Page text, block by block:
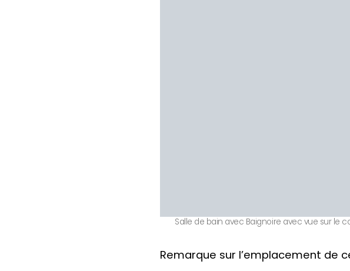
Salle de bain avec Baignoire avec vue sur le
Remarque sur l’emplacement de